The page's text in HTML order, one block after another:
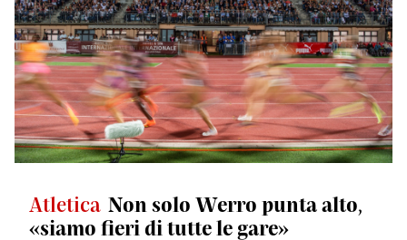
Atletica Non solo Werro punta alto,
«siamo fieri di tutte le gare»